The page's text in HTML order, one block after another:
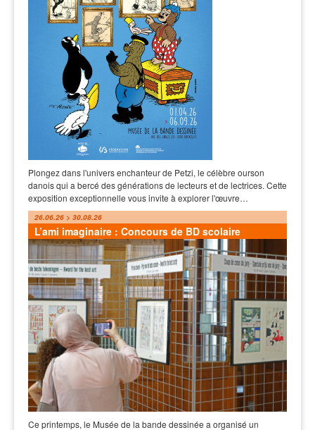
Plongez dans l'univers enchanteur de Petzi, le célèbre ourson
danois qui a bercé des générations de lecteurs et de lectrices. Cette
exposition exceptionnelle vous invite à explorer l'œuvre…
26.06.26 > 30.08.26
L’ami imaginaire : Concours de BD scolaire
Ce printemps, le Musée de la bande dessinée a organisé un